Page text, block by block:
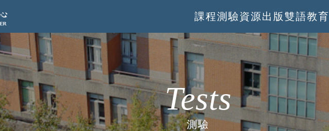
課程測驗資源出版雙語教育
Tests
測驗